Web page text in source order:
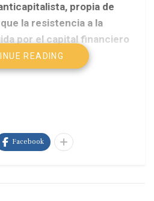
propia de
la resistencia a la
por el capital financiero
ser un neoliberalismo
asistencial
READING
Facebook